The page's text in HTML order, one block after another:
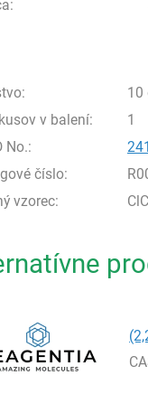
10
v balení:
1
No.:
číslo:
vzorec: